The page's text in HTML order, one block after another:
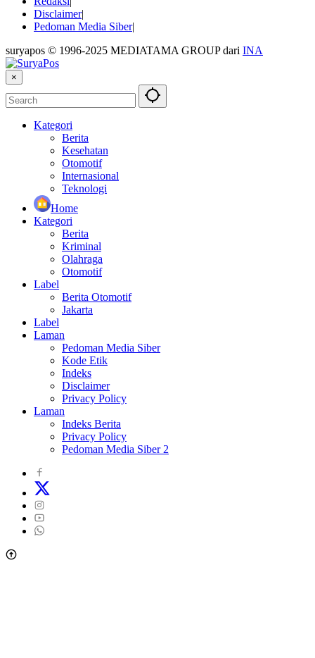
Disclaimer
Pedoman Media Siber
suryapos © 1996-2025 MEDIATAMA GROUP dari INA
×
Kategori
Berita
Kesehatan
Otomotif
Internasional
Teknologi
Home
Kategori
Berita
Kriminal
Olahraga
Otomotif
Label
Berita Otomotif
Jakarta
Label
Laman
Pedoman Media Siber
Kode Etik
Indeks
Disclaimer
Privacy Policy
Laman
Indeks Berita
Privacy Policy
Pedoman Media Siber 2